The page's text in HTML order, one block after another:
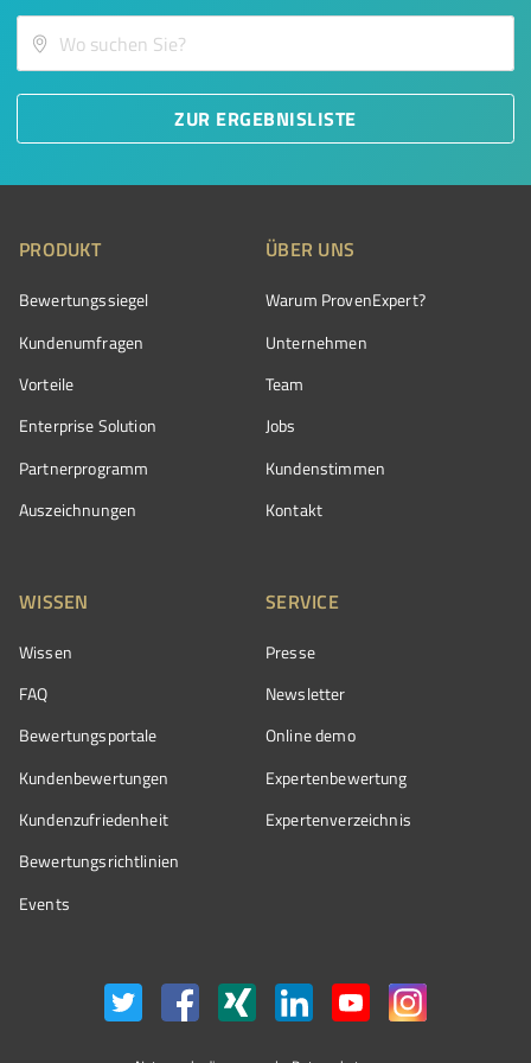
ZUR ERGEBNISLISTE
PRODUKT
Bewertungssiegel
Kundenumfragen
Vorteile
Enterprise Solution
Partnerprogramm
Auszeichnungen
ÜBER UNS
Warum ProvenExpert?
Unternehmen
Team
Jobs
Kundenstimmen
Kontakt
WISSEN
Wissen
FAQ
Bewertungsportale
Kundenbewertungen
Kundenzufriedenheit
Bewertungs­richtlinien
Events
SERVICE
Presse
Newsletter
Online demo
Expertenbewertung
Expertenverzeichnis